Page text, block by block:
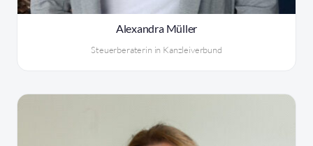
Alexandra Müller
Steuerberaterin in Kanzleiverbund